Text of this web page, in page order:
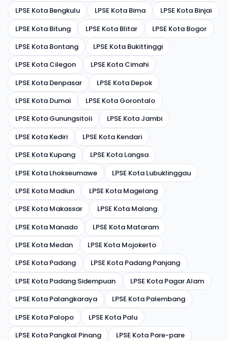
LPSE Kota Bengkulu
LPSE Kota Bima
LPSE Kota Binjai
LPSE Kota Bitung
LPSE Kota Blitar
LPSE Kota Bogor
LPSE Kota Bontang
LPSE Kota Bukittinggi
LPSE Kota Cilegon
LPSE Kota Cimahi
LPSE Kota Denpasar
LPSE Kota Depok
LPSE Kota Dumai
LPSE Kota Gorontalo
LPSE Kota Gunungsitoli
LPSE Kota Jambi
LPSE Kota Kediri
LPSE Kota Kendari
LPSE Kota Kupang
LPSE Kota Langsa
LPSE Kota Lhokseumawe
LPSE Kota Lubuklinggau
LPSE Kota Madiun
LPSE Kota Magelang
LPSE Kota Makassar
LPSE Kota Malang
LPSE Kota Manado
LPSE Kota Mataram
LPSE Kota Medan
LPSE Kota Mojokerto
LPSE Kota Padang
LPSE Kota Padang Panjang
LPSE Kota Padang Sidempuan
LPSE Kota Pagar Alam
LPSE Kota Palangkaraya
LPSE Kota Palembang
LPSE Kota Palopo
LPSE Kota Palu
LPSE Kota Pangkal Pinang
LPSE Kota Pare-pare